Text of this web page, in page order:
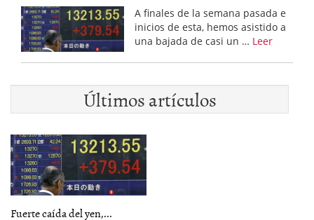
A finales de la semana pasada e
inicios de esta, hemos asistido a
una bajada de casi un … Leer
Últimos artículos
Fuerte caída del yen,...